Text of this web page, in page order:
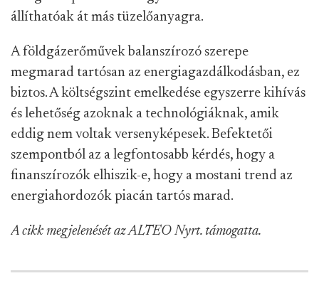
állíthatóak át más tüzelőanyagra.
A földgázerőművek balanszírozó szerepe
megmarad tartósan az energiagazdálkodásban, ez
biztos. A költségszint emelkedése egyszerre kihívás
és lehetőség azoknak a technológiáknak, amik
eddig nem voltak versenyképesek. Befektetői
szempontból az a legfontosabb kérdés, hogy a
finanszírozók elhiszik-e, hogy a mostani trend az
energiahordozók piacán tartós marad.
A cikk megjelenését az ALTEO Nyrt. támogatta.